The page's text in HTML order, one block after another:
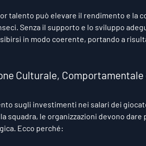
talento può elevare il rendimento e la
Senza il supporto e lo sviluppo
in modo coerente, portando a
Culturale,
sugli investimenti nei salari dei
squadra, le organizzazioni devono
Ecco perché: